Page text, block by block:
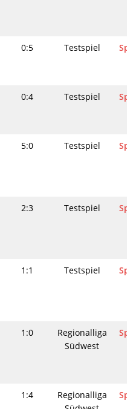
0:5 Testspiel
0:4 Testspiel
5:0 Testspiel
2:3 Testspiel
1:1 Testspiel
1:0
Regionalliga
Südwest
1:4
Regionalliga